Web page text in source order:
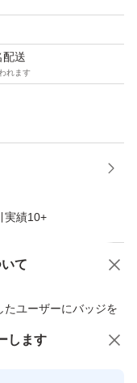
配送
れます
実績10+
て
ユーザーにバッジを
商品への質問
します